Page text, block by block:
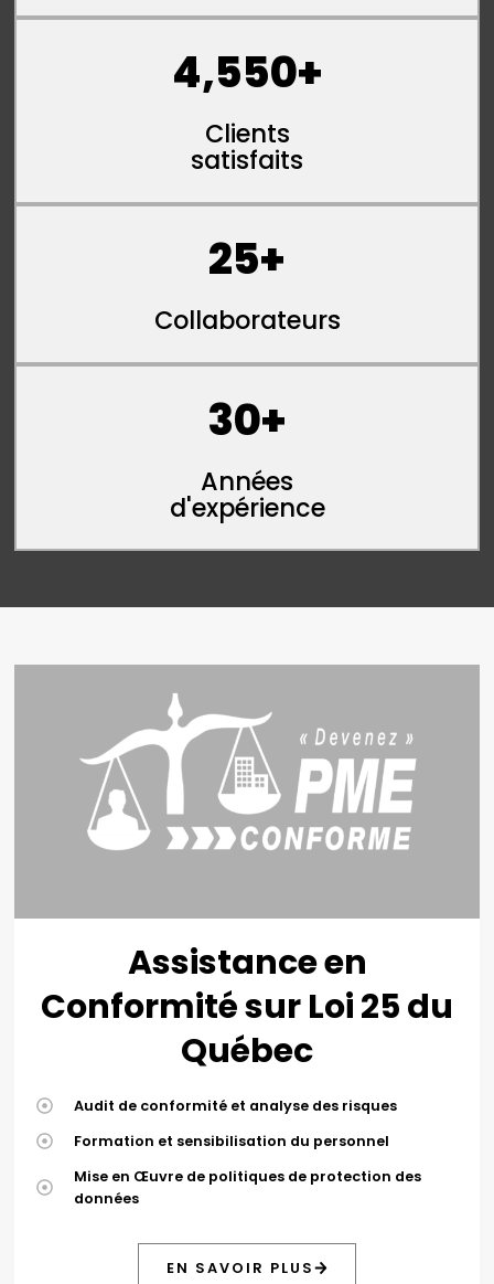
4,550+
Clients
satisfaits
25+
Collaborateurs
30+
Années
d'expérience
Site web
Assistance en
Conformité sur Loi 25 du
Québec
Audit de conformité et analyse des risques
Formation et sensibilisation du personnel
Mise en Œuvre de politiques de protection des
données
EN SAVOIR PLUS